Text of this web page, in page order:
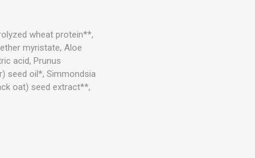
wheat protein**,
myristate, Aloe
acid, Prunus
seed oil*, Simmondsia
oat) seed extract**,